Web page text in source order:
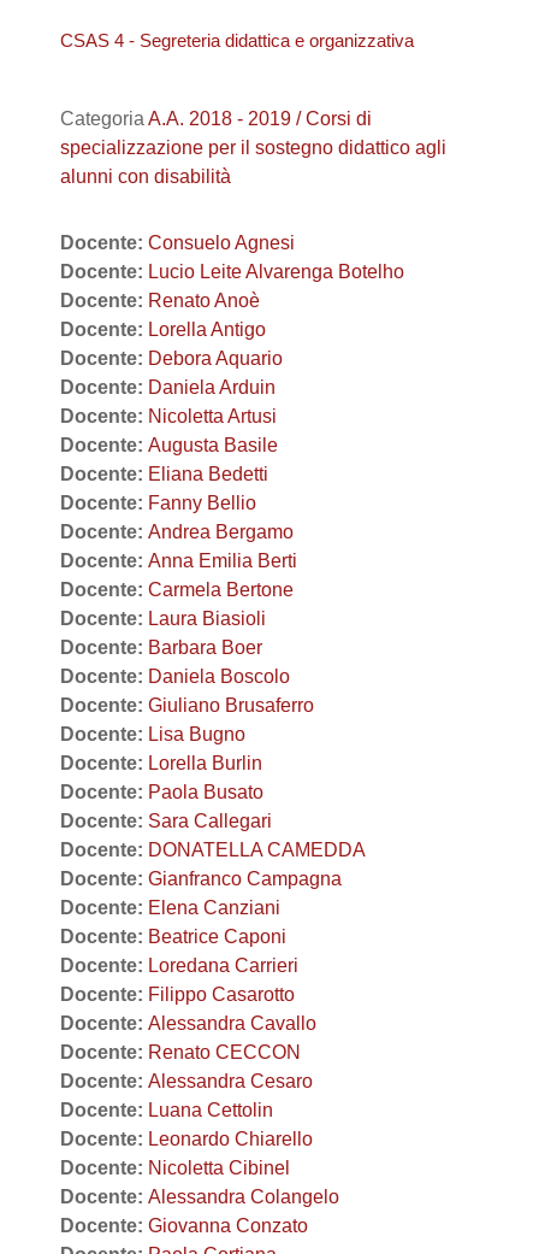
CSAS 4 - Segreteria didattica e organizzativa
Categoria A.A. 2018 - 2019 / Corsi di
specializzazione per il sostegno didattico agli
alunni con disabilità
Docente: Consuelo Agnesi
Docente: Lucio Leite Alvarenga Botelho
Docente: Renato Anoè
Docente: Lorella Antigo
Docente: Debora Aquario
Docente: Daniela Arduin
Docente: Nicoletta Artusi
Docente: Augusta Basile
Docente: Eliana Bedetti
Docente: Fanny Bellio
Docente: Andrea Bergamo
Docente: Anna Emilia Berti
Docente: Carmela Bertone
Docente: Laura Biasioli
Docente: Barbara Boer
Docente: Daniela Boscolo
Docente: Giuliano Brusaferro
Docente: Lisa Bugno
Docente: Lorella Burlin
Docente: Paola Busato
Docente: Sara Callegari
Docente: DONATELLA CAMEDDA
Docente: Gianfranco Campagna
Docente: Elena Canziani
Docente: Beatrice Caponi
Docente: Loredana Carrieri
Docente: Filippo Casarotto
Docente: Alessandra Cavallo
Docente: Renato CECCON
Docente: Alessandra Cesaro
Docente: Luana Cettolin
Docente: Leonardo Chiarello
Docente: Nicoletta Cibinel
Docente: Alessandra Colangelo
Docente: Giovanna Conzato